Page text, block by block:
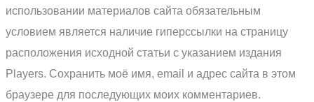
использовании материалов сайта обязательным
условием является наличие гиперссылки на страницу
расположения исходной статьи с указанием издания
Players. Сохранить моё имя, email и адрес сайта в этом
браузере для последующих моих комментариев.